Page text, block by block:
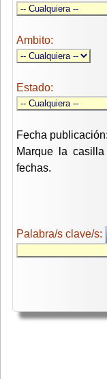
Ambito:
Estado:
Fecha publicación:
Marque la
fechas.
Palabra/s clave/s: